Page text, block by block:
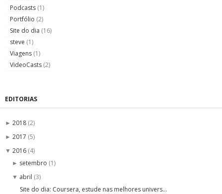
Podcasts (1)
Portfólio (2)
Site do dia (16)
steve (1)
Viagens (1)
VideoCasts (2)
EDITORIAS
► 2018 (2)
► 2017 (5)
▼ 2016 (4)
► setembro (1)
▼ abril (3)
Site do dia: Coursera, estude nas melhores univers...